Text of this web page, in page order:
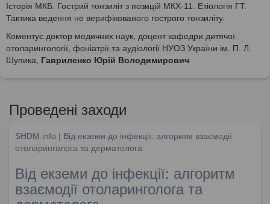
Історія МКБ. Гострий тонзиліт з позицій МКХ-11. Етіологія ГТ.
Тактика ведення не верифікованого гострого тонзиліту.
Коментує доктор медичних наук, доцент кафедри дитячої
отоларингології, фоніатрії та аудіології НУОЗ України ім. П. Л.
Шупика, Гавриленко Юрій Володимирович
Проведені заходи
SHDM.info | Від екземи до інфекції: алгоритм взаємодії
отоларинголога та дерматолога
Від екземи до інфекції: алгоритм
взаємодії отоларинголога та